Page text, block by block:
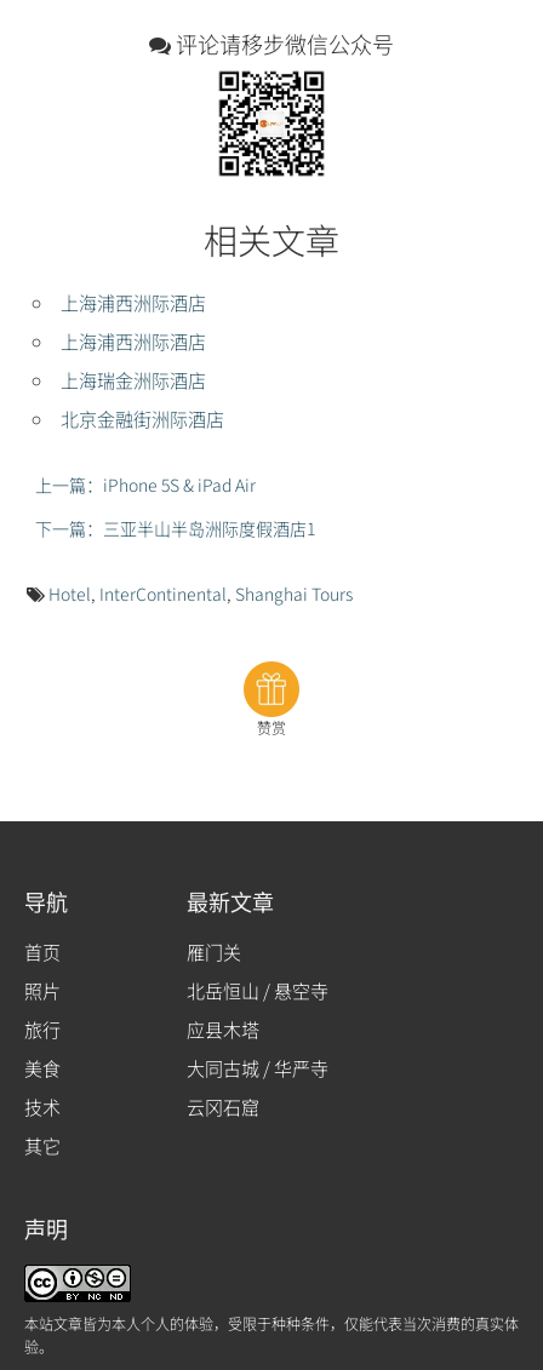
评论请移步微信公众号
相关文章
上海浦西洲际酒店
上海浦西洲际酒店
上海瑞金洲际酒店
北京金融街洲际酒店
上一篇：iPhone 5S & iPad Air
下一篇：三亚半山半岛洲际度假酒店1
Hotel, InterContinental, Shanghai Tours
赞赏
导航
首页
照片
旅行
美食
技术
其它
最新文章
雁门关
北岳恒山 / 悬空寺
应县木塔
大同古城 / 华严寺
云冈石窟
声明
本站文章皆为本人个人的体验，受限于种种条件，仅能代表当次消费的真实体
验。